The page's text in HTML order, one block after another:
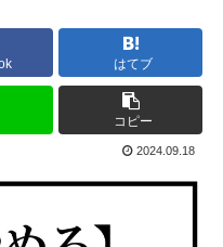
はてブ
コピー
2024.09.18